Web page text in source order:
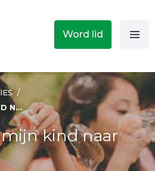
Word lid
/
HOE KRIJG IK MIJN KIND NAAR BUITEN?
kind naar